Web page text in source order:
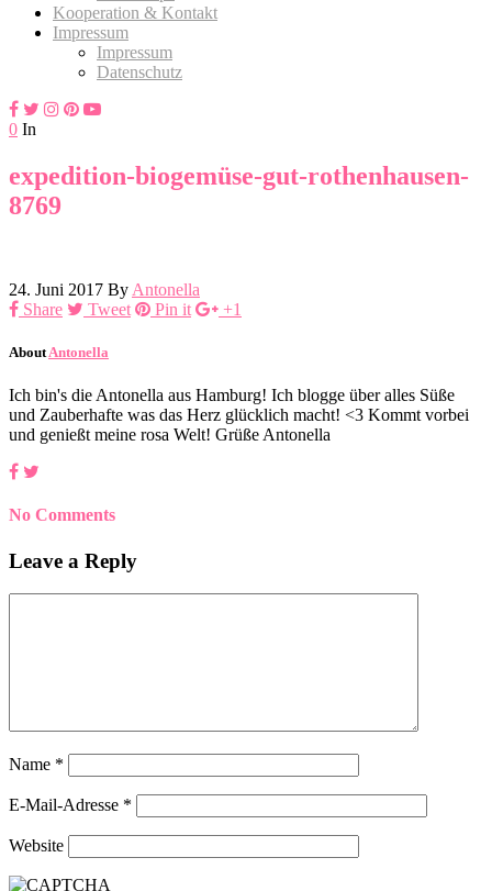
Kooperation & Kontakt
Impressum
Impressum
Datenschutz
0 In
expedition-biogemüse-gut-rothenhausen-
8769
24. Juni 2017 By Antonella
Share
Tweet Pin it +1
About Antonella
Ich bin's die Antonella aus Hamburg! Ich blogge über alles Süße
und Zauberhafte was das Herz glücklich macht! <3 Kommt vorbei
und genießt meine rosa Welt! Grüße Antonella
No Comments
Leave a Reply
Name *
E-Mail-Adresse *
Website